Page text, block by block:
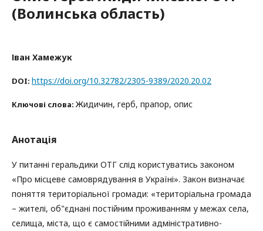
(Волинська область)
Іван Хамежук
DOI: https://doi.org/10.32782/2305-9389/2020.20.02
Ключові слова: Жидичин, герб, прапор, опис
Анотація
У питанні геральдики ОТГ слід користуватись законом
«Про місцеве самоврядування в Україні». Закон визначає
поняття територіальної громади: «територіальна громада
– жителі, об‟єднані постійним проживанням у межах села,
селища, міста, що є самостійними адміністративно-